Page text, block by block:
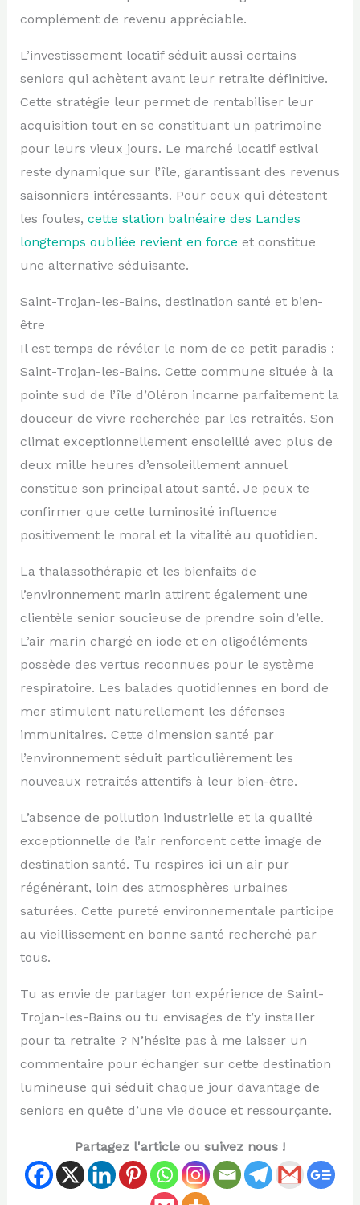
complément de revenu appréciable.
L’investissement locatif séduit aussi certains
seniors qui achètent avant leur retraite définitive.
Cette stratégie leur permet de rentabiliser leur
acquisition tout en se constituant un patrimoine
pour leurs vieux jours. Le marché locatif estival
reste dynamique sur l’île, garantissant des revenus
saisonniers intéressants. Pour ceux qui détestent
les foules, cette station balnéaire des Landes
longtemps oubliée revient en force et constitue
une alternative séduisante.
Saint-Trojan-les-Bains, destination santé et bien-
être
Il est temps de révéler le nom de ce petit paradis :
Saint-Trojan-les-Bains. Cette commune située à la
pointe sud de l’île d’Oléron incarne parfaitement la
douceur de vivre recherchée par les retraités. Son
climat exceptionnellement ensoleillé avec plus de
deux mille heures d’ensoleillement annuel
constitue son principal atout santé. Je peux te
confirmer que cette luminosité influence
positivement le moral et la vitalité au quotidien.
La thalassothérapie et les bienfaits de
l’environnement marin attirent également une
clientèle senior soucieuse de prendre soin d’elle.
L’air marin chargé en iode et en oligoéléments
possède des vertus reconnues pour le système
respiratoire. Les balades quotidiennes en bord de
mer stimulent naturellement les défenses
immunitaires. Cette dimension santé par
l’environnement séduit particulièrement les
nouveaux retraités attentifs à leur bien-être.
L’absence de pollution industrielle et la qualité
exceptionnelle de l’air renforcent cette image de
destination santé. Tu respires ici un air pur
régénérant, loin des atmosphères urbaines
saturées. Cette pureté environnementale participe
au vieillissement en bonne santé recherché par
tous.
Tu as envie de partager ton expérience de Saint-
Trojan-les-Bains ou tu envisages de t’y installer
pour ta retraite ? N’hésite pas à me laisser un
commentaire pour échanger sur cette destination
lumineuse qui séduit chaque jour davantage de
seniors en quête d’une vie douce et ressourçante.
Partagez l'article ou suivez nous !